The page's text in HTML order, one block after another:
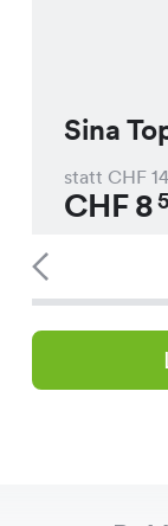
Sina
statt CHF 14
CHF8